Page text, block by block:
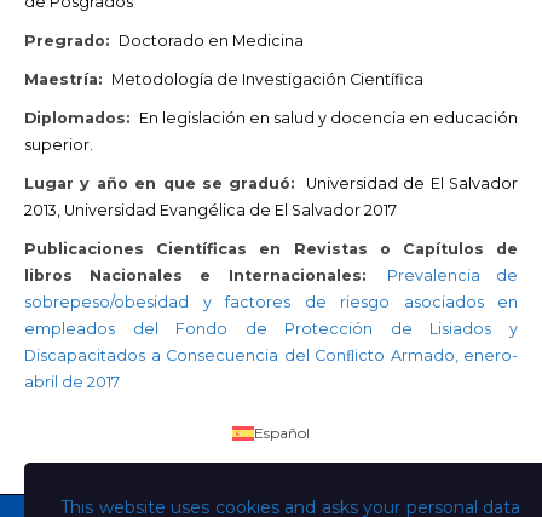
Pregrado: Doctorado en Medicina
Maestría: Metodología de Investigación Científica
Diplomados: En legislación en salud y docencia en educación
superior.
Lugar y año en que se graduó:
Universidad de El Salvador
2013, Universidad Evangélica de El Salvador 2017
Publicaciones Científicas en Revistas o Capítulos de
libros Nacionales e Internacionales:
Prevalencia de
sobrepeso/obesidad y factores de riesgo asociados en
empleados del Fondo de Protección de Lisiados y
Discapacitados a Consecuencia del Conﬂicto Armado, enero-
abril de 2017
This website uses cookies and asks your personal data
Español